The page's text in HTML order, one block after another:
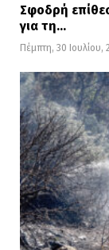
Σφοδρή
για τη…
Πέμπτη, 30 Ιουλίου,